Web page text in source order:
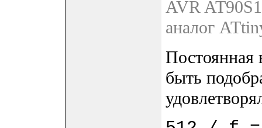
AVR
аналог
Постоянная
быть